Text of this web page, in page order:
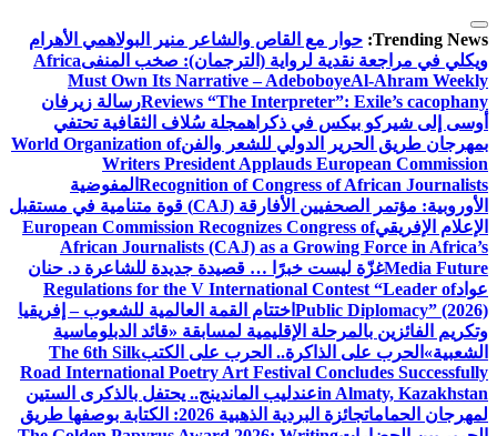
التجاوز
إلى
المحتوى
Trending News: حوار مع القاص والشاعر منير البولاهمي الأهرام
ويكلي في مراجعة نقدية لرواية (الترجمان): صخب المنفىAfrica
Must Own Its Narrative – AdeboboyeAl-Ahram Weekly
Reviews “The Interpreter”: Exile’s cacophanyرسالة زيرفان
أوسى إلى شيركو بيكس في ذكراهمجلة سُلاف الثقافية تحتفي
بمهرجان طريق الحرير الدولي للشعر والفنWorld Organization of
Writers President Applauds European Commission
Recognition of Congress of African Journalists المفوضية
الأوروبية: مؤتمر الصحفيين الأفارقة (CAJ) قوة متنامية في مستقبل
الإعلام الإفريقيEuropean Commission Recognizes Congress of
African Journalists (CAJ) as a Growing Force in Africa’s
Media Futureغزّة ليست خبرًا … قصيدة جديدة للشاعرة د. حنان
عوادRegulations for the V International Contest “Leader of
Public Diplomacy” (2026) اختتام القمة العالمية للشعوب – إفريقيا
وتكريم الفائزين بالمرحلة الإقليمية لمسابقة «قائد الدبلوماسية
الشعبية» الحرب على الذاكرة.. الحرب على الكتبThe 6th Silk
Road International Poetry Art Festival Concludes Successfully
in Almaty, Kazakhstanعندليب الماندينج.. يحتفل بالذكرى الستين
لمهرجان الحمامات
جائزة البردية الذهبية 2026: الكتابة بوصفها طريق